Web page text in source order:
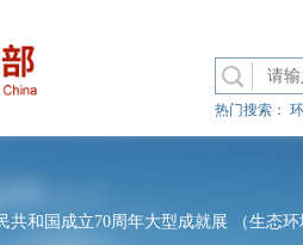
热门搜索：
和国成立70周年大型成就展 （生态环